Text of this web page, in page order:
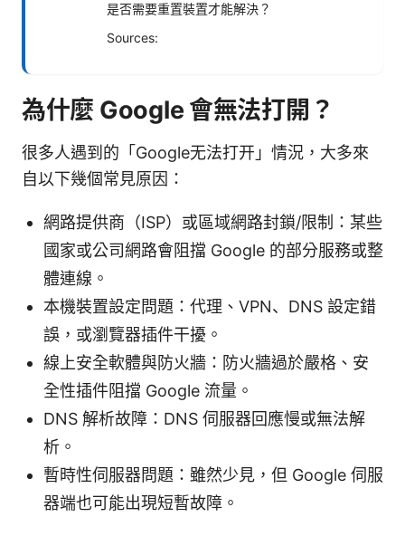
是否需要重置裝置才能解決？
Sources:
為什麼 Google 會無法打開？
很多人遇到的「Google无法打开」情況，大多來
自以下幾個常見原因：
網路提供商（ISP）或區域網路封鎖/限制：某些
國家或公司網路會阻擋 Google 的部分服務或整
體連線。
本機裝置設定問題：代理、VPN、DNS 設定錯
誤，或瀏覽器插件干擾。
線上安全軟體與防火牆：防火牆過於嚴格、安
全性插件阻擋 Google 流量。
DNS 解析故障：DNS 伺服器回應慢或無法解
析。
暫時性伺服器問題：雖然少見，但 Google 伺服
器端也可能出現短暫故障。